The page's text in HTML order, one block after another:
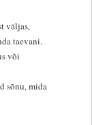
väljas,
taevani.
või
sõnu, mida